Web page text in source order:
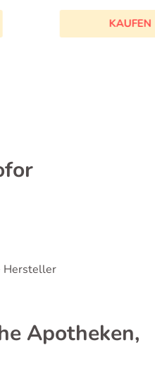
KAUFEN
Hersteller
Apotheken,